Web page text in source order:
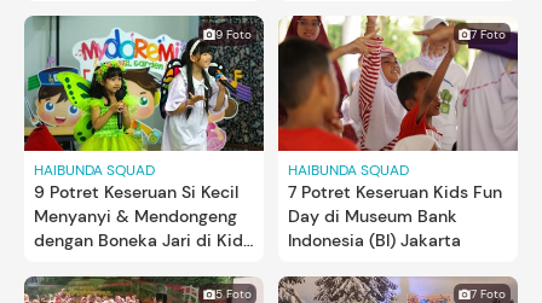
9 Foto
HAIBUNDA SQUAD
9 Potret Keseruan Si Kecil
Menyanyi & Mendongeng
dengan Boneka Jari di Kids
7 Foto
HAIBUNDA SQUAD
7 Potret Keseruan Kids Fun
Day di Museum Bank
Indonesia (BI) Jakarta
5 Foto 7 Foto